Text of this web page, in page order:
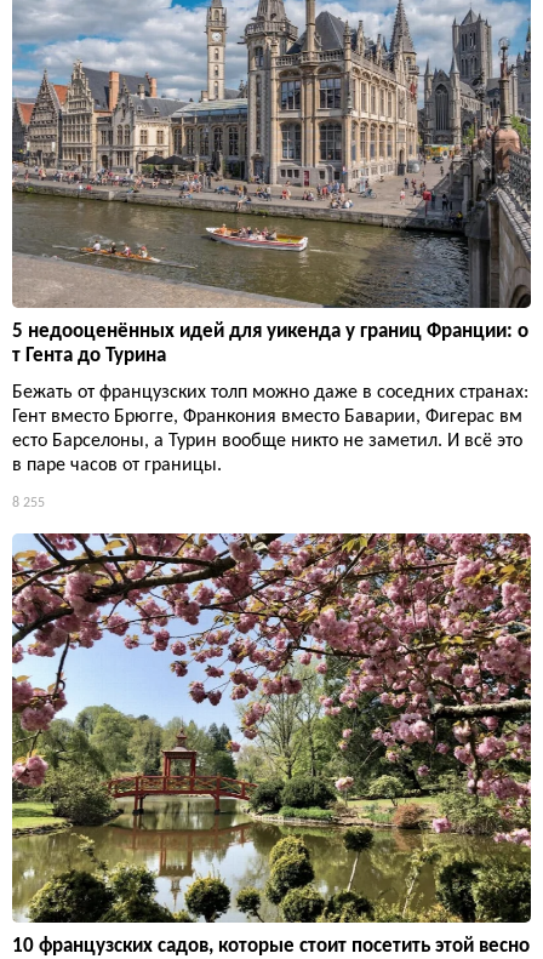
5 недооценённых идей для уикенда у границ Франции: о
т Гента до Турина
Бежать от французских толп можно даже в соседних странах:
Гент вместо Брюгге, Франкония вместо Баварии, Фигерас вм
есто Барселоны, а Турин вообще никто не заметил. И всё это
в паре часов от границы.
8 255
10 французских садов, которые стоит посетить этой весно